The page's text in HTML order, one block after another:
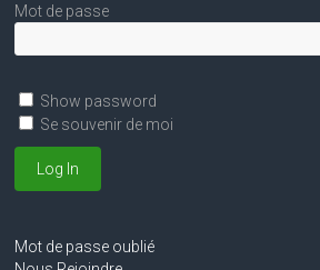
Mot de passe
Show password
Se souvenir de moi
Mot de passe oublié